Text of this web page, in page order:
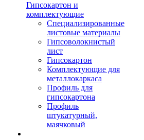
Гипсокартон и
комплектующие
Специализированные
листовые материалы
Гипсоволокнистый
лист
Гипсокартон
Комплектующие для
металлокаркаса
Профиль для
гипсокартона
Профиль
штукатурный,
маячковый